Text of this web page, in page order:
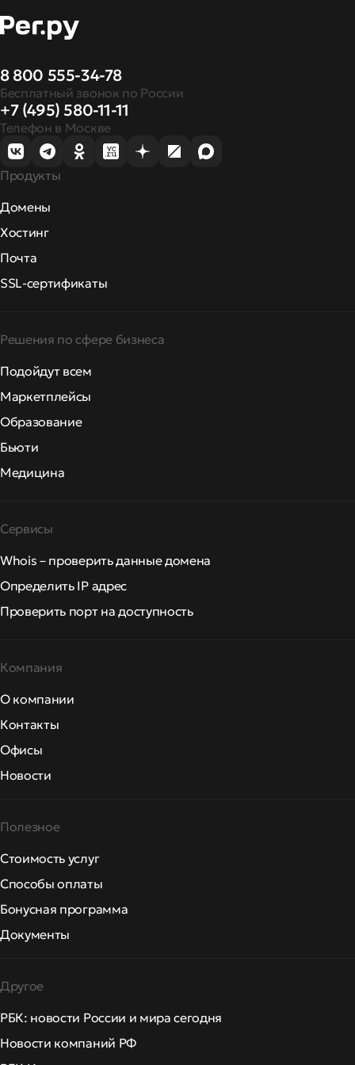
8 800 555-34-78
Бесплатный звонок по России
+7 (495) 580-11-11
Телефон в Москве
Продукты
Домены
Хостинг
Почта
SSL-сертификаты
Решения по сфере бизнеса
Подойдут всем
Маркетплейсы
Образование
Бьюти
Медицина
Сервисы
Whois – проверить данные домена
Определить IP адрес
Проверить порт на доступность
Компания
О компании
Контакты
Офисы
Новости
Полезное
Стоимость услуг
Способы оплаты
Бонусная программа
Документы
Другое
РБК: новости России и мира сегодня
Новости компаний РФ